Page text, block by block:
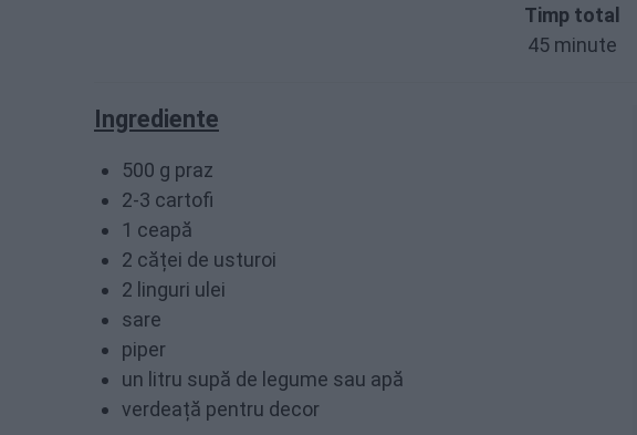
Timp total
45 minute
Ingrediente
500 g praz
2-3 cartofi
1 ceapă
2 căței de usturoi
2 linguri ulei
sare
piper
un litru supă de legume sau apă
verdeață pentru decor